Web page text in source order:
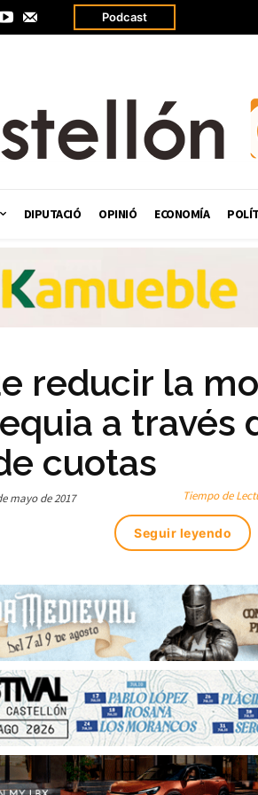
Podcast
DIPUTACIÓ OPINIÓ ECONOMÍA
reducir la
a través
cuotas
mayo de 2017 Tiempo de
Seguir leyendo